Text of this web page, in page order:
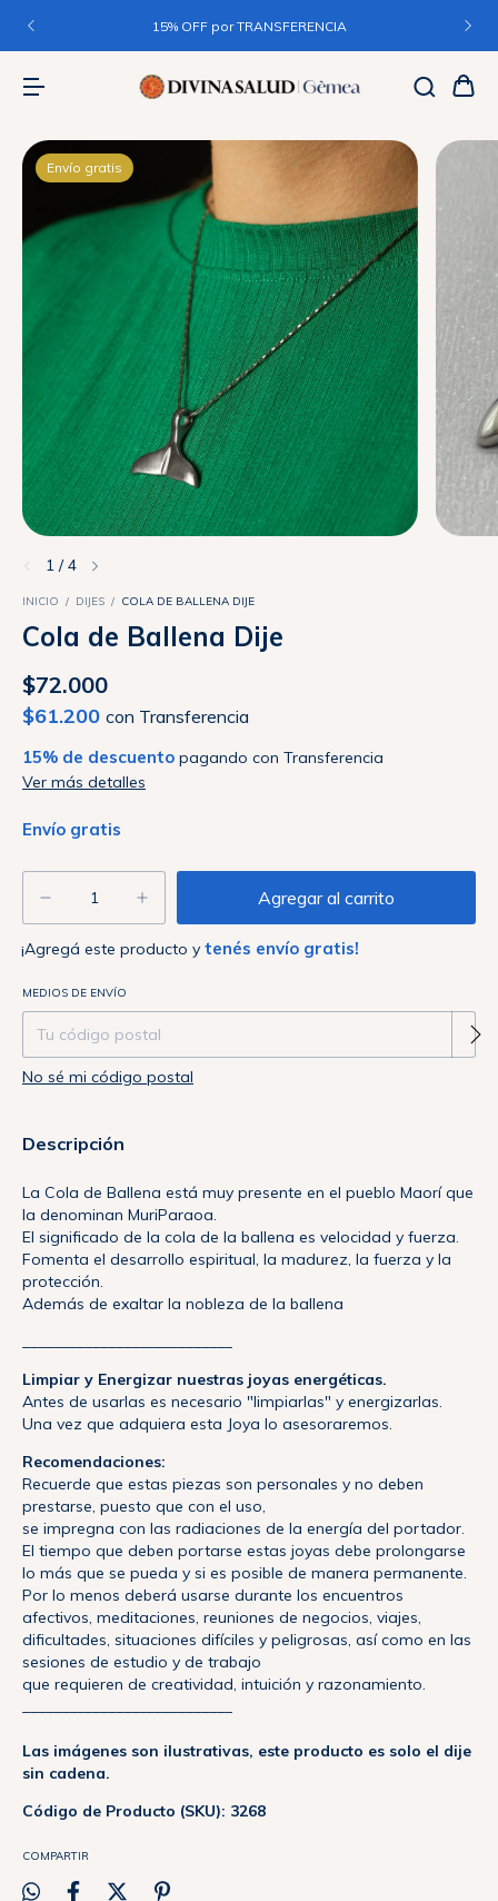
15% OFF por TRANSFERENCIA
Envío gratis
1 /4
INICIO / DIJES / COLA DE BALLENA DIJE
Cola de Ballena Dije
$72.000
$61.200 con Transferencia
15% de descuento pagando con Transferencia
Ver más detalles
Envío gratis
¡Agregá este producto y tenés envío gratis!
Entregas para el CP:
MEDIOS DE ENVÍO
No sé mi código postal
Descripción
La Cola de Ballena está muy presente en el pueblo Maorí que
la denominan MuriParaoa.
El significado de la cola de la ballena es velocidad y fuerza.
Fomenta el desarrollo espiritual, la madurez, la fuerza y la
protección.
Además de exaltar la nobleza de la ballena
Limpiar y Energizar nuestras joyas energéticas.
Antes de usarlas es necesario "limpiarlas" y energizarlas.
Una vez que adquiera esta Joya lo asesoraremos.
Recomendaciones:
Recuerde que estas piezas son personales y no deben
prestarse, puesto que con el uso,
se impregna con las radiaciones de la energía del portador.
El tiempo que deben portarse estas joyas debe prolongarse
lo más que se pueda y si es posible de manera permanente.
Por lo menos deberá usarse durante los encuentros
afectivos, meditaciones, reuniones de negocios, viajes,
dificultades, situaciones difíciles y peligrosas, así como en las
sesiones de estudio y de trabajo
que requieren de creatividad, intuición y razonamiento.
Las imágenes son ilustrativas, este producto es solo el dije
sin cadena.
Código de Producto (SKU): 3268
COMPARTIR